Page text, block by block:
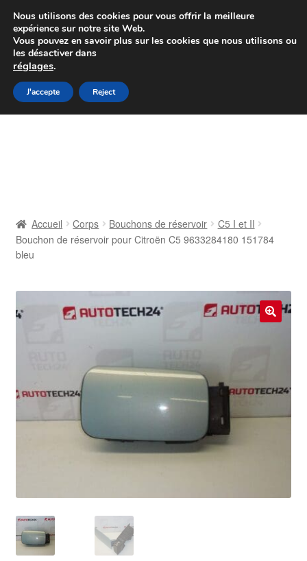
Colissimo livraison à partir de 7 EUR
Du lundi au vendredi de 9 h à 16 h
Aller
à
Aller
au
Contact
Livraison internationale
Paiements
Panier
Politique de confidentialité
Procédure de Réclamation
Accueil Corps Bouchons de réservoir
C5 I et II
Bouchon de réservoir pour Citroën C5 9633284180 151784
bleu
Nous utilisons des cookies pour vous offrir la meilleure
expérience sur notre site Web.
Vous pouvez en savoir plus sur les cookies que nous utilisons ou
les désactiver dans
réglages.
J'accepte Reject